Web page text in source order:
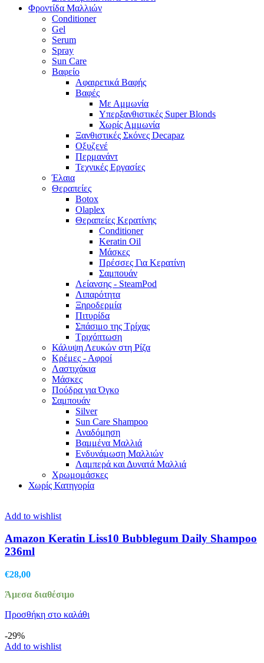
Φροντίδα Μαλλιών
Conditioner
Gel
Serum
Spray
Sun Care
Βαφείο
Αφαιρετικά Βαφής
Βαφές
Με Αμμωνία
Υπερξανθιστικές Super Blonds
Χωρίς Αμμωνία
Ξανθιστικές Σκόνες Decapaz
Οξυζενέ
Περμανάντ
Τεχνικές Εργασίες
Έλαια
Θεραπείες
Botox
Olaplex
Θεραπείες Κερατίνης
Conditioner
Keratin Oil
Μάσκες
Πρέσσες Για Κερατίνη
Σαμπουάν
Λείανσης - SteamPod
Λιπαρότητα
Ξηροδερμία
Πιτυρίδα
Σπάσιμο της Τρίχας
Τριχόπτωση
Κάλυψη Λευκών στη Ρίζα
Κρέμες - Αφροί
Λαστιχάκια
Μάσκες
Πούδρα για Όγκο
Σαμπουάν
Silver
Sun Care Shampoo
Αναδόμηση
Βαμμένα Μαλλιά
Ενδυνάμωση Μαλλιών
Λαμπερά και Δυνατά Μαλλιά
Χρωμομάσκες
Χωρίς Κατηγορία
Add to wishlist
Amazon Keratin Liss10 Bubblegum Daily Shampoo
236ml
€28,00
Άμεσα διαθέσιμο
Προσθήκη στο καλάθι
-29%
Add to wishlist